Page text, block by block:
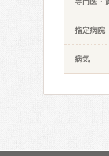
指定病院
病気